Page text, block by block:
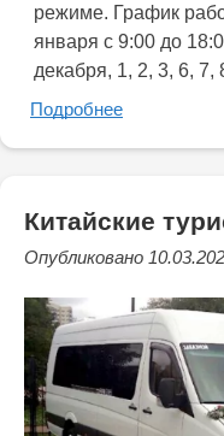
режиме. График
января с 9:00 до
декабря, 1, 2, 3, 6, 7,
Подробнее
Китайские
Опубликовано